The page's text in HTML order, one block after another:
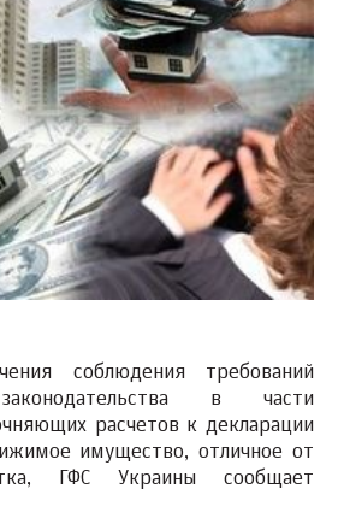
соблюдения требований
в части
расчетов к декларации
имущество, отличное от
ГФС Украины сообщает